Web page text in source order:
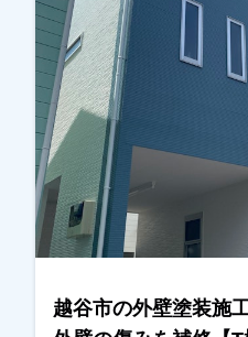
れ、これまで一度も塗
でしたので、外壁塗装
いただきました。今回
とで、工事内容や費用
ご不安な点も多かった
つお伺いしながら丁寧
した。その後、施工内
いただき、外壁塗装と
だくことになりました
て、ベランダ屋根の撤
た。施工後は「とても
越谷市の外壁塗装施